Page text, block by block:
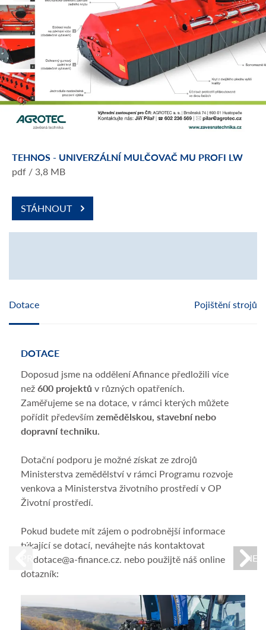
TEHNOS - UNIVERZÁLNÍ MULČOVAČ MU PROFI LW
pdf / 3,8 MB
STÁHNOUT
Dotace Pojištění strojů
PREVIOUS
DOTACE
Doposud jsme na oddělení Afinance předložili více
než600 projektů v různých opatřeních.
Zaměřujeme se na dotace, v rámci kterých můžete
pořídit především zemědělskou, stavební nebo
dopravní techniku.
Dotační podporu je možné získat ze zdrojů
Ministerstva zemědělství v rámci Programu rozvoje
venkova a Ministerstva životního prostředí v OP
Životní prostředí.
Pokud budete mít zájem o podrobnější informace
týkající se dotací, neváhejte nás kontaktovat
na dotace@a-finance.cz. nebo použijtě náš online
dotazník: